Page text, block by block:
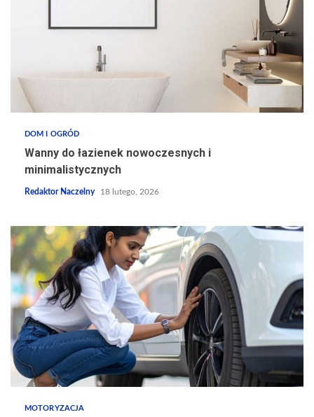
DOM I OGRÓD
Wanny do łazienek nowoczesnych i
minimalistycznych
Redaktor Naczelny 18 lutego, 2026
MOTORYZACJA